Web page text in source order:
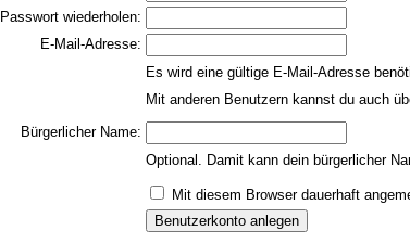
Passwort wiederholen:
E-Mail-Adresse:
Es wird eine gültige E-Mail-Adresse
Mit anderen Benutzern kannst du auch
Bürgerlicher Name:
Optional. Damit kann dein bürgerlicher
Mit diesem Browser dauerhaft